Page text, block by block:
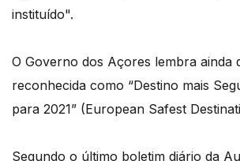
instituído".
O Governo dos Açores lembra ainda
reconhecida como “Destino mais
para 2021” (European Safest
Segundo o último boletim diário da